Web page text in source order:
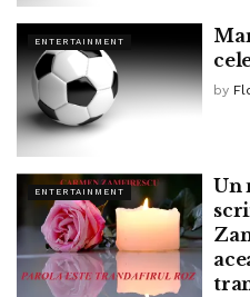
ENTERTAINMENT
by
ENTERTAINMENT
Un